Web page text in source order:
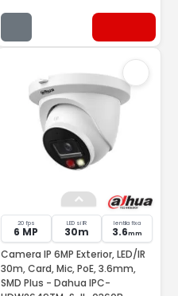
20 fps
6 MP
LED si IR
30m
lentila fixa
3.6mm
Camera IP 6MP Exterior, LED/IR
30m, Card, Mic, PoE, 3.6mm,
SMD Plus - Dahua IPC-